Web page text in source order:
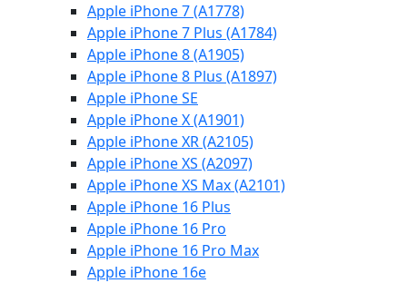
Apple iPhone 7 (A1778)
Apple iPhone 7 Plus (A1784)
Apple iPhone 8 (A1905)
Apple iPhone 8 Plus (A1897)
Apple iPhone SE
Apple iPhone X (A1901)
Apple iPhone XR (A2105)
Apple iPhone XS (A2097)
Apple iPhone XS Max (A2101)
Apple iPhone 16 Plus
Apple iPhone 16 Pro
Apple iPhone 16 Pro Max
Apple iPhone 16e